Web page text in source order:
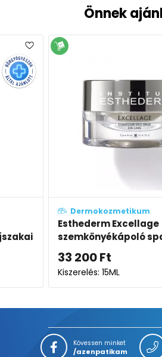
Önnek
Dermokozmetikum
Esthederm Excellage
szemkönyékápoló
33 200Ft
Kiszerelés: 15ML
Kövessen minket
/azenpatikam